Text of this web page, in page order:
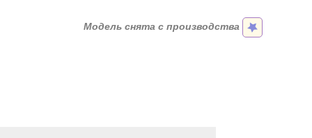
Модель снята с производства